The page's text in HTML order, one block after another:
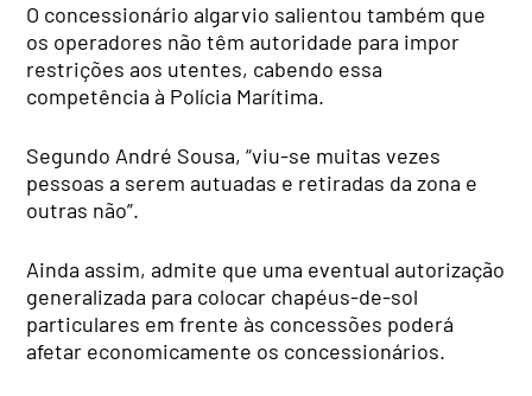
O concessionário algarvio salientou também que
os operadores não têm autoridade para impor
restrições aos utentes, cabendo essa
competência à Polícia Marítima.
Segundo André Sousa, “viu-se muitas vezes
pessoas a serem autuadas e retiradas da zona e
outras não”.
Ainda assim, admite que uma eventual autorização
generalizada para colocar chapéus-de-sol
particulares em frente às concessões poderá
afetar economicamente os concessionários.